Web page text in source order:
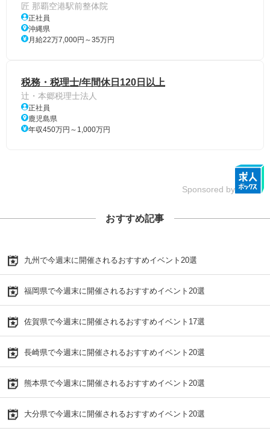
匠 那覇空港駅前整体院
正社員
沖縄県
月給22万7,000円～35万円
税務・税理士/年間休日120日以上
辻・本郷税理士法人
正社員
鹿児島県
年収450万円～1,000万円
Sponsored by
おすすめ記事
九州で今週末に開催されるおすすめイベント20選
福岡県で今週末に開催されるおすすめイベント20選
佐賀県で今週末に開催されるおすすめイベント17選
長崎県で今週末に開催されるおすすめイベント20選
熊本県で今週末に開催されるおすすめイベント20選
大分県で今週末に開催されるおすすめイベント20選